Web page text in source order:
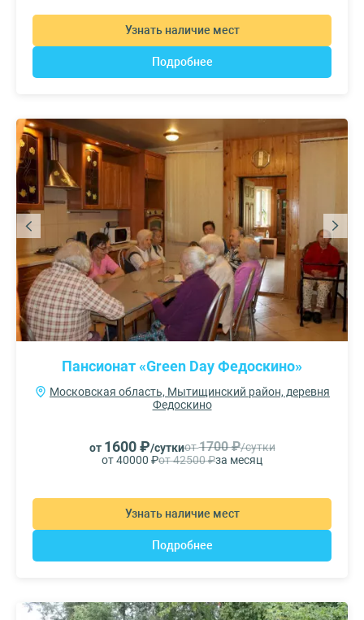
Узнать наличие мест
Подробнее
Пансионат «Green Day Федоскино»
Московская область, Мытищинский район, деревня
Федоскино
от 1600 ₽/суткиот1700 ₽/сутки
от 40000 ₽от 42500 ₽за месяц
Узнать наличие мест
Подробнее